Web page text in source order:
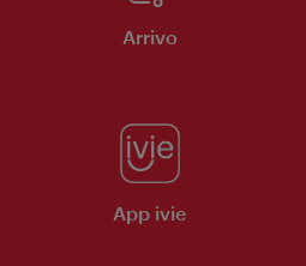
Arrivo
App ivie